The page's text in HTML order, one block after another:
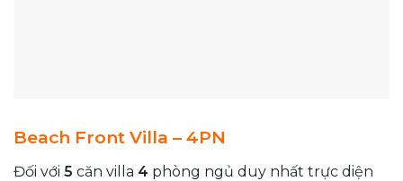
Beach Front Villa – 4PN
Đối với 5 căn villa 4 phòng ngủ duy nhất trực diện